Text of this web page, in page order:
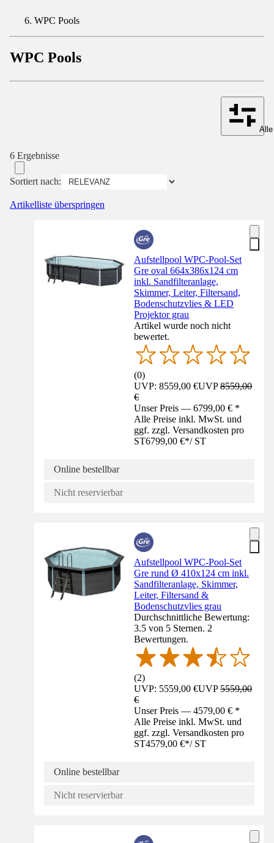
WPC Pools
WPC Pools
6 Ergebnisse
Sortiert nach:
Artikelliste überspringen
Aufstellpool WPC-Pool-Set
Gre oval 664x386x124 cm
inkl. Sandfilteranlage,
Skimmer, Leiter, Filtersand,
Bodenschutzvlies & LED
Projektor grau
Artikel wurde noch nicht
bewertet.
(0)
UVP: 8559,00 €UVP8559,00
€
Unser Preis — 6799,00 € *
Alle Preise inkl. MwSt. und
ggf. zzgl. Versandkosten pro
ST6799,00 €*/ ST
Online bestellbar
Nicht reservierbar
Aufstellpool WPC-Pool-Set
Gre rund Ø 410x124 cm inkl.
Sandfilteranlage, Skimmer,
Leiter, Filtersand &
Bodenschutzvlies grau
Durchschnittliche Bewertung:
3.5 von 5 Sternen. 2
Bewertungen.
(2)
UVP: 5559,00 €UVP5559,00
€
Unser Preis — 4579,00 € *
Alle Preise inkl. MwSt. und
ggf. zzgl. Versandkosten pro
ST4579,00 €*/ ST
Online bestellbar
Nicht reservierbar